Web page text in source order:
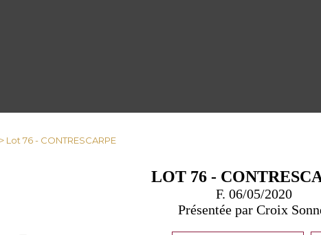
> Lot 76 - CONTRESCARPE
LOT 76 -
F. 06/05/2020
Présentée par Croix